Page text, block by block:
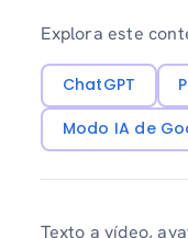
Explora este
ChatGPT
Modo IA de
Texto a vídeo,